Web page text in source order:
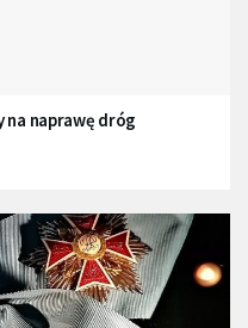
na naprawę dróg